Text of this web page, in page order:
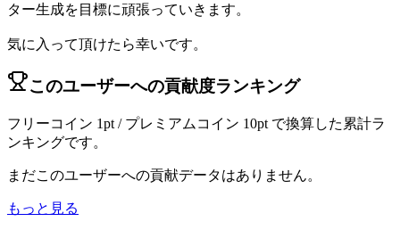
ター生成を目標に頑張っていきます。
気に入って頂けたら幸いです。
このユーザーへの貢献度ランキング
フリーコイン 1pt / プレミアムコイン 10pt で換算した累計ラ
ンキングです。
まだこのユーザーへの貢献データはありません。
もっと見る